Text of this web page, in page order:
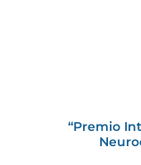
“Premio